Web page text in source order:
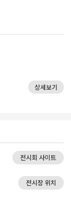
상세보기
전시회 사이트
전시장 위치